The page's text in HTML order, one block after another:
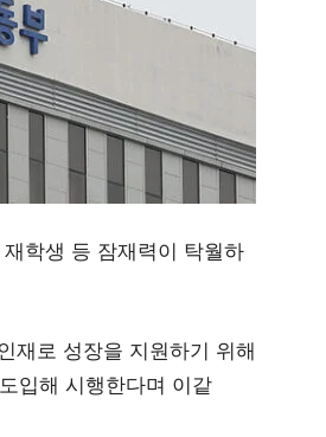
학생 등 잠재력이 탁월하
재로 성장을 지원하기 위해
입해 시행한다며 이같